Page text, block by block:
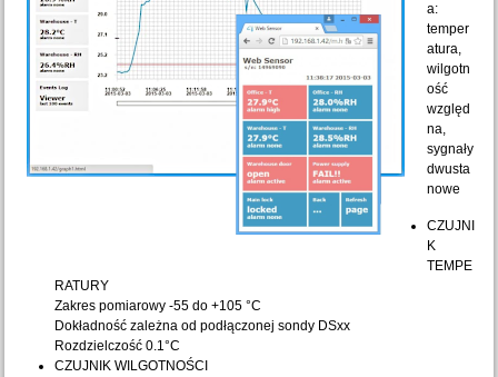
a:
temper
atura,
wilgotn
ość
względ
na,
sygnały
dwusta
nowe
CZUJNI
K
TEMPE
RATURY
Zakres pomiarowy -55 do +105 °C
Dokładność zależna od podłączonej sondy DSxx
Rozdzielczość 0.1°C
CZUJNIK WILGOTNOŚCI